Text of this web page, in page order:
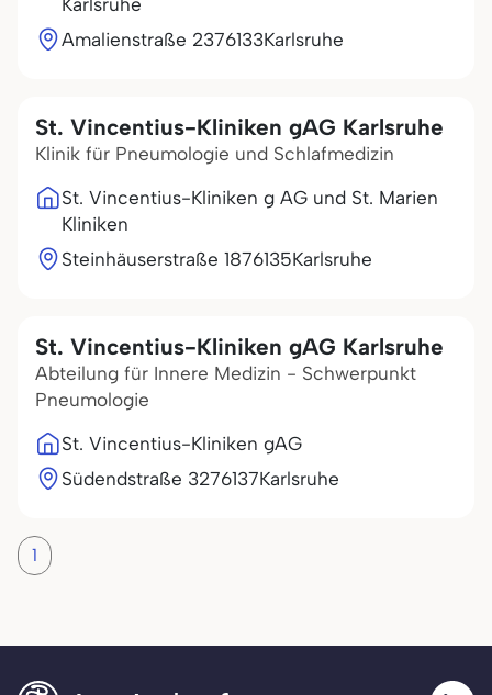
Karlsruhe
Amalienstraße 2376133Karlsruhe
St. Vincentius-Kliniken gAG Karlsruhe
Klinik für Pneumologie und Schlafmedizin
St. Vincentius-Kliniken g AG und St. Marien
Kliniken
Steinhäuserstraße 1876135Karlsruhe
St. Vincentius-Kliniken gAG Karlsruhe
Abteilung für Innere Medizin - Schwerpunkt
Pneumologie
St. Vincentius-Kliniken gAG
Südendstraße 3276137Karlsruhe
1